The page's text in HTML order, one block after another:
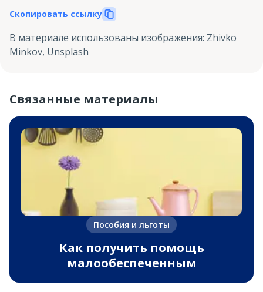
Скопировать ссылку
В материале использованы изображения: Zhivko
Minkov, Unsplash
Связанные материалы
Пособия и льготы
Как получить помощь
малообеспеченным